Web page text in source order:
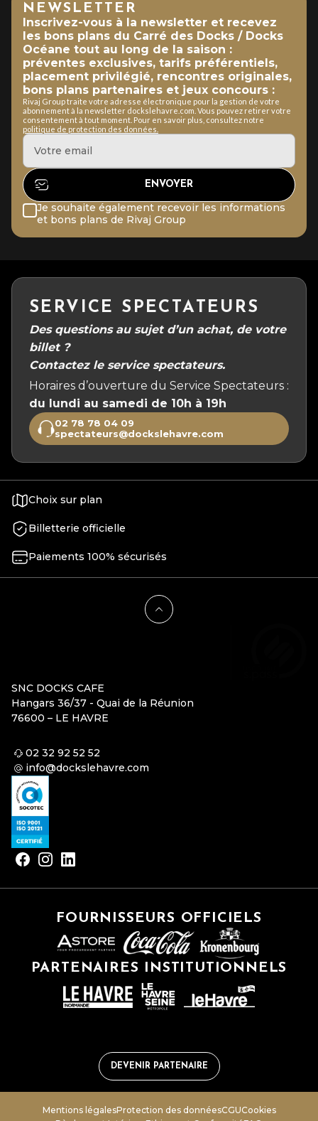
NEWSLETTER
Inscrivez-vous à la newsletter et recevez
les bons plans du Carré des Docks / Docks
Océane tout au long de la saison :
préventes exclusives, tarifs préférentiels,
placement privilégié, rencontres originales,
bons plans partenaires et jeux concours :
Rivaj Group traite votre adresse électronique pour la gestion de votre
abonnement à la newsletter dockslehavre.com. Vous pouvez retirer votre
consentement à tout moment. Pour en savoir plus, consultez notre
politique de protection des données.
Je souhaite également recevoir les informations
et bons plans de Rivaj Group
SERVICE SPECTATEURS
Des questions au sujet d’un achat, de votre
billet ?
Contactez le service spectateurs.
Horaires d’ouverture du Service Spectateurs :
du lundi au samedi de 10h à 19h
02 78 78 04 09
spectateurs@dockslehavre.com
Choix sur plan
Billetterie officielle
Paiements 100% sécurisés
SNC DOCKS CAFE
Hangars 36/37 - Quai de la Réunion
76600 – LE HAVRE
02 32 92 52 52
info@dockslehavre.com
FOURNISSEURS OFFICIELS
PARTENAIRES INSTITUTIONNELS
DEVENIR PARTENAIRE
Mentions légalesProtection des donnéesCGUCookies